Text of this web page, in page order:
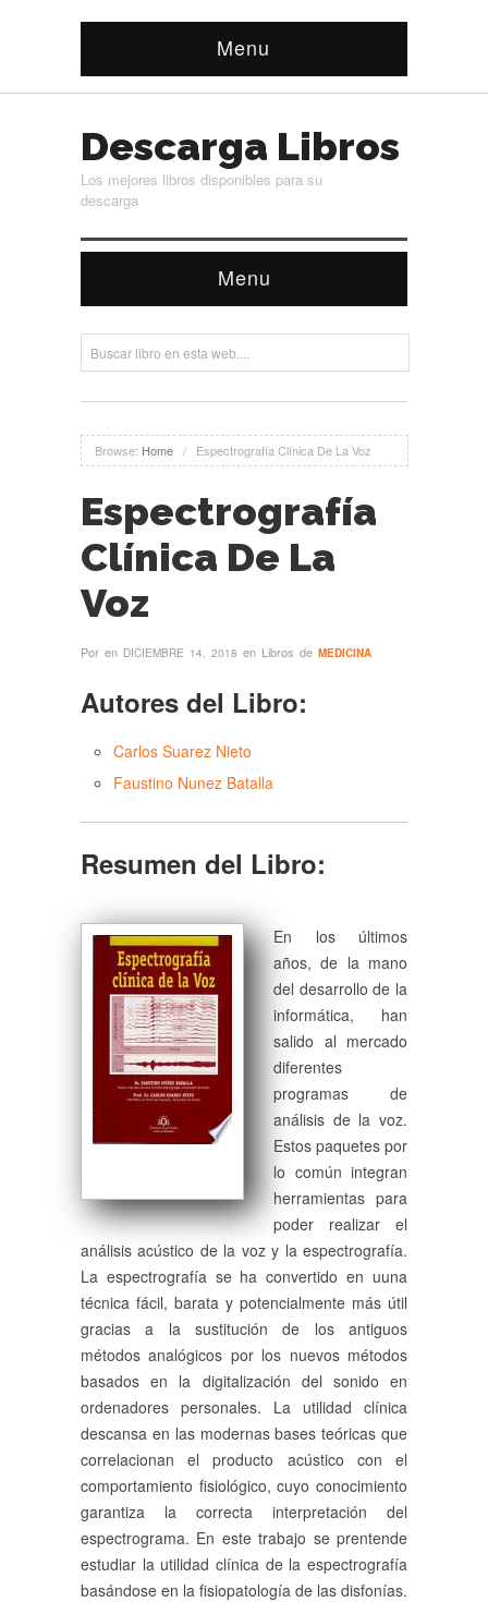
Menu
Descarga Libros
Los mejores libros disponibles para su
descarga
Menu
Browse: Home / Espectrografía Clínica De La Voz
Espectrografía
Clínica De La
Voz
Por en DICIEMBRE 14, 2018 en Libros de MEDICINA
Autores del Libro:
Carlos Suarez Nieto
Faustino Nunez Batalla
Resumen del Libro:
En los últimos
años, de la mano
del desarrollo de la
informática, han
salido al mercado
diferentes
programas de
análisis de la voz.
Estos paquetes por
lo común integran
herramientas para
poder realizar el
análisis acústico de la voz y la espectrografía.
La espectrografía se ha convertido en uuna
técnica fácil, barata y potencialmente más útil
gracias a la sustitución de los antiguos
métodos analógicos por los nuevos métodos
basados en la digitalización del sonido en
ordenadores personales. La utilidad clínica
descansa en las modernas bases teóricas que
correlacionan el producto acústico con el
comportamiento fisiológico, cuyo conocimiento
garantiza la correcta interpretación del
espectrograma. En este trabajo se prentende
estudiar la utilidad clínica de la espectrografía
basándose en la fisiopatología de las disfonías.